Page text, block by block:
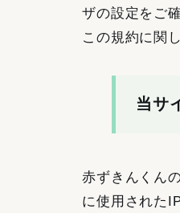
ザの設定をご
この規約に関
当サ
赤ずきんくん
に使用された